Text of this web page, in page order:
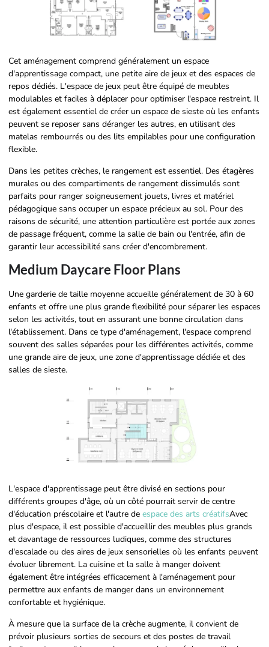
Cet aménagement comprend généralement un espace
d'apprentissage compact, une petite aire de jeux et des espaces de
repos dédiés. L'espace de jeux peut être équipé de meubles
modulables et faciles à déplacer pour optimiser l'espace restreint. Il
est également essentiel de créer un espace de sieste où les enfants
peuvent se reposer sans déranger les autres, en utilisant des
matelas rembourrés ou des lits empilables pour une configuration
flexible.
Dans les petites crèches, le rangement est essentiel. Des étagères
murales ou des compartiments de rangement dissimulés sont
parfaits pour ranger soigneusement jouets, livres et matériel
pédagogique sans occuper un espace précieux au sol. Pour des
raisons de sécurité, une attention particulière est portée aux zones
de passage fréquent, comme la salle de bain ou l'entrée, afin de
garantir leur accessibilité sans créer d'encombrement.
Medium Daycare Floor Plans
Une garderie de taille moyenne accueille généralement de 30 à 60
enfants et offre une plus grande flexibilité pour séparer les espaces
selon les activités, tout en assurant une bonne circulation dans
l'établissement. Dans ce type d'aménagement, l'espace comprend
souvent des salles séparées pour les différentes activités, comme
une grande aire de jeux, une zone d'apprentissage dédiée et des
salles de sieste.
L'espace d'apprentissage peut être divisé en sections pour
différents groupes d'âge, où un côté pourrait servir de centre
d'éducation préscolaire et l'autre de espace des arts créatifsAvec
plus d'espace, il est possible d'accueillir des meubles plus grands
et davantage de ressources ludiques, comme des structures
d'escalade ou des aires de jeux sensorielles où les enfants peuvent
évoluer librement. La cuisine et la salle à manger doivent
également être intégrées efficacement à l'aménagement pour
permettre aux enfants de manger dans un environnement
confortable et hygiénique.
À mesure que la surface de la crèche augmente, il convient de
prévoir plusieurs sorties de secours et des postes de travail